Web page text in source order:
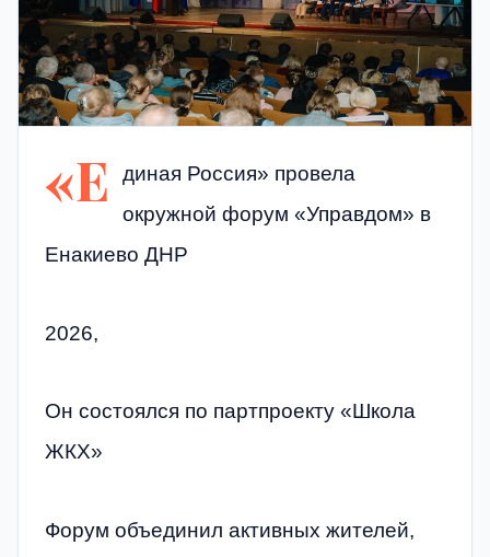
«Е
диная Россия» провела
окружной форум «Управдом» в
Енакиево ДНР
2026,
Он состоялся по партпроекту «Школа
ЖКХ»
Форум объединил активных жителей,